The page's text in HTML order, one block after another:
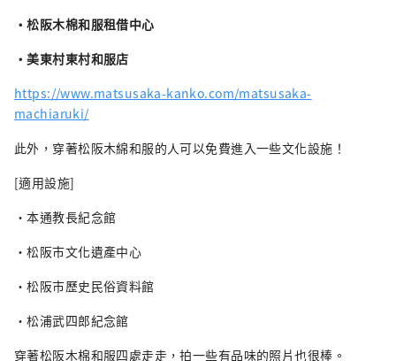
・松阪木棉和服租借中心
・美東村東村和服店
https://www.matsusaka-kanko.com/matsusaka-
machiaruki/
此外，穿著松阪木綿和服的人可以免費進入一些文化設施！
[適用設施]
・本通教長紀念館
・松阪市文化遺產中心
・松阪市歷史民俗資料館
・松浦武四郎紀念館
穿著松阪木棉和服四處走走，拍一些有品味的照片也很棒。